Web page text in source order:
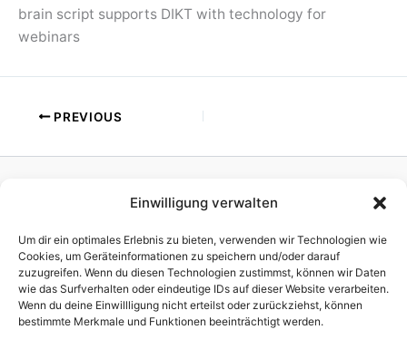
Einwilligung verwalten
Um dir ein optimales Erlebnis zu bieten, verwenden wir Technologien wie
Cookies, um Geräteinformationen zu speichern und/oder darauf
zuzugreifen. Wenn du diesen Technologien zustimmst, können wir Daten
wie das Surfverhalten oder eindeutige IDs auf dieser Website verarbeiten.
Wenn du deine Einwillligung nicht erteilst oder zurückziehst, können
bestimmte Merkmale und Funktionen beeinträchtigt werden.
brain script supports DIKT with technology for
webinars
PREVIOUS
Homepage
Publisher
TV Production
News
References
Awards